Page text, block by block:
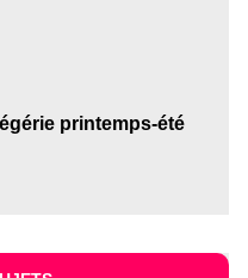
printemps-été